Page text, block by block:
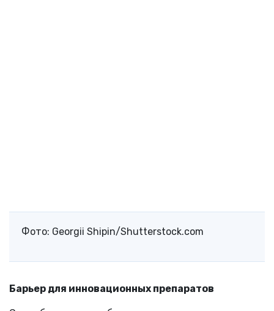
Фото: Georgii Shipin/Shutterstock.com
Барьер для инновационных препаратов